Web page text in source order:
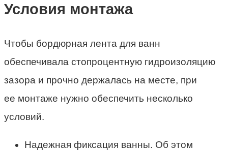
Условия монтажа
Чтобы бордюрная лента для ванн
обеспечивала стопроцентную гидроизоляцию
зазора и прочно держалась на месте, при
ее монтаже нужно обеспечить несколько
условий.
Надежная фиксация ванны. Об этом